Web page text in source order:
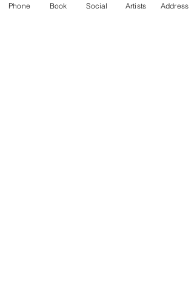
SEE MORE
Phone Book Social Artists Address